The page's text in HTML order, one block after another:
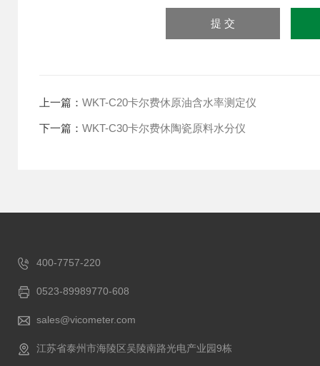
上一篇： WKT-C20卡尔费休原油含水率测定仪
下一篇： WKT-C30卡尔费休陶瓷原料水分仪
400-7757-220
0523-89989770-608
sales@vicometer.com
江苏省泰州市海陵区吴陵南路光电产业园9栋